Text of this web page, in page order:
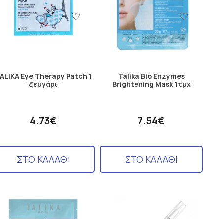
Eye Therapy Patch 1
ζευγάρι
4.73€
ΣΤΟ ΚΑΛΑΘΙ
Talika Bio Enzymes
Brightening Mask 1τμχ
7.54€
ΣΤΟ ΚΑΛΑΘΙ